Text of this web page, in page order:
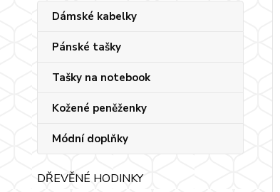
Dámské kabelky
Pánské tašky
Tašky na notebook
Kožené peněženky
Módní doplňky
DŘEVĚNÉ HODINKY